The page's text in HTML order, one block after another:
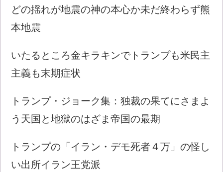
どの揺れが地震の神の本心か未だ終わらず熊
本地震
いたるところ金キラキンでトランプも米民主
主義も末期症状
トランプ・ジョーク集：独裁の果てにさまよ
う天国と地獄のはざま帝国の最期
トランプの「イラン・デモ死者４万」の怪し
い出所イラン王党派